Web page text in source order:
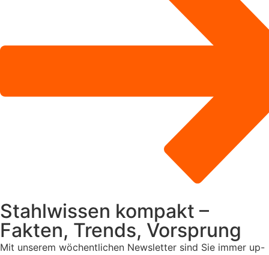
Stahlwissen kompakt –
Fakten, Trends, Vorsprung
Mit unserem wöchentlichen Newsletter sind Sie immer up-